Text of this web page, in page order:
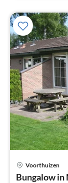
Voorthuizen
Bungalow